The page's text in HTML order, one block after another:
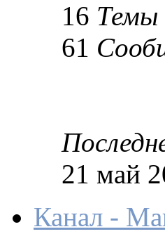
16 Темы
61
21 май
Канал -